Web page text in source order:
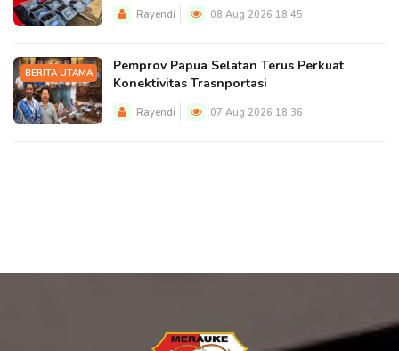
Rayendi 08 Aug 2026 18:45
BERITA UTAMA
Pemprov Papua Selatan Terus Perkuat
Konektivitas Trasnportasi
Rayendi 07 Aug 2026 18:36